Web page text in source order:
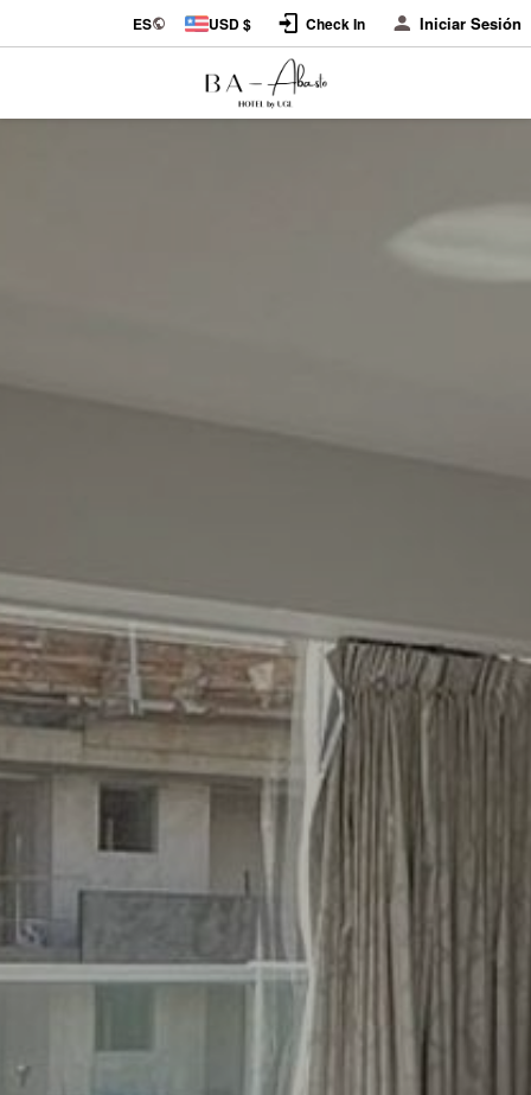
ES USD $ Check In Iniciar Sesión